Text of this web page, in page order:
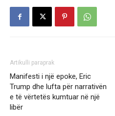
Artikulli paraprak
Manifesti i një epoke, Eric
Trump dhe lufta për narrativën
e të vërtetës kumtuar në një
libër